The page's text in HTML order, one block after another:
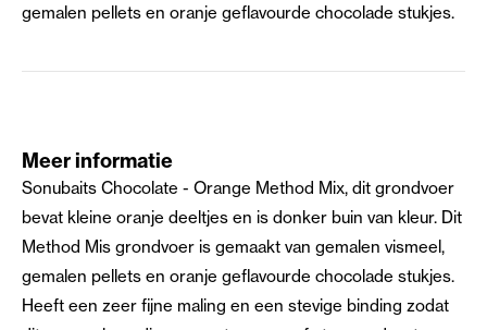
gemalen pellets en oranje geflavourde chocolade stukjes.
Meer informatie
Sonubaits Chocolate - Orange Method Mix, dit grondvoer
bevat kleine oranje deeltjes en is donker buin van kleur. Dit
Method Mis grondvoer is gemaakt van gemalen vismeel,
gemalen pellets en oranje geflavourde chocolade stukjes.
Heeft een zeer fijne maling en een stevige binding zodat